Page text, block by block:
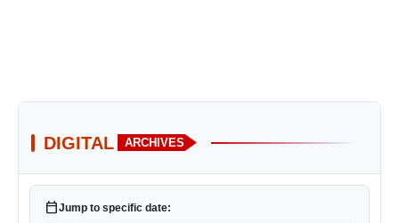
DIGITAL ARCHIVES
calendar_todayJump to specific date: